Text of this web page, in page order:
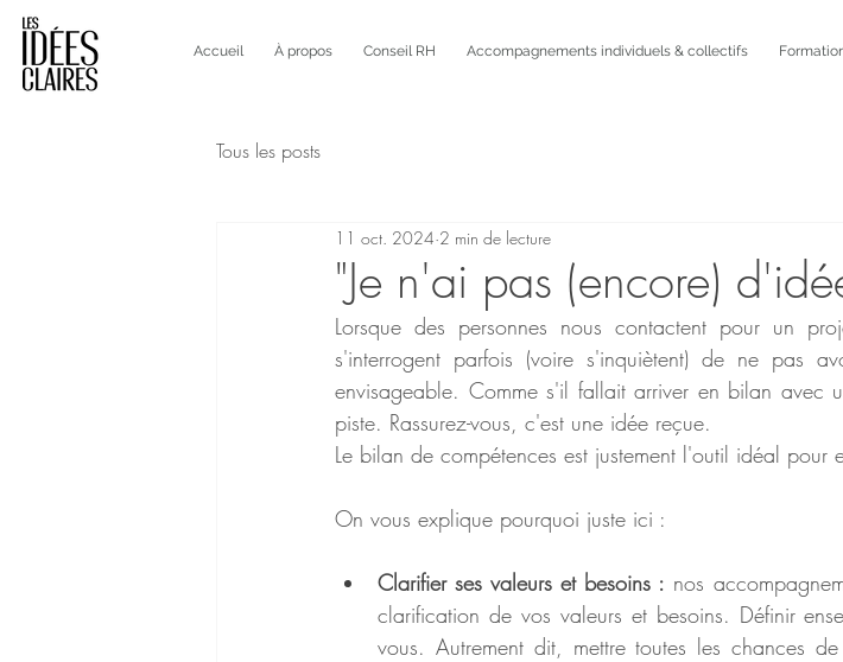
Accueil À propos Conseil RH Accompagnements individuels & collectifs
Tous les posts
"Je n'ai pas (encore)
11 oct. 2024 2 min de lecture
Lorsque des personnes nous contactent pour un
s'interrogent parfois (voire s'inquiètent) de ne pas
envisageable. Comme s'il fallait arriver en bilan avec
piste. Rassurez-vous, c'est une idée reçue.
Le bilan de compétences est justement l'outil idéal pour
On vous explique pourquoi juste ici :
Clarifier ses valeurs et besoins : nos
clarification de vos valeurs et besoins. Définir
vous. Autrement dit, mettre toutes les chances